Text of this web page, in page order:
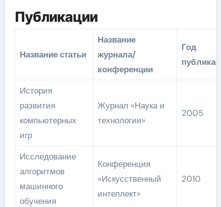
Публикации
Название статьи
Название
журнала/
конференции
Год
История
развития
компьютерных
игр
Журнал «Наука и
технологии»
2005
Исследование
алгоритмов
машинного
обучения
Конференция
«Искусственный
интеллект»
2010